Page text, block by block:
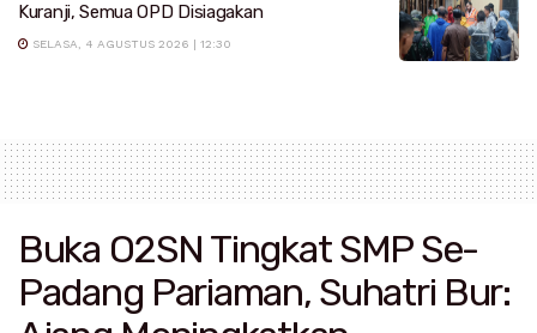
Kuranji, Semua OPD Disiagakan
SELASA, 4 AGUSTUS 2026 | 12:30
Buka O2SN Tingkat SMP Se-
Padang Pariaman, Suhatri Bur: